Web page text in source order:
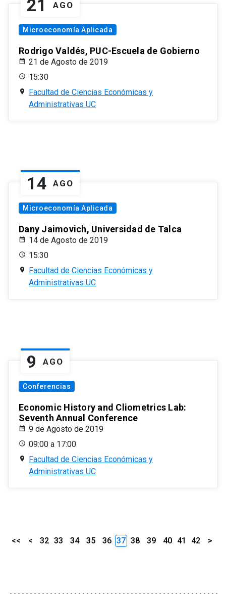
21 AGO
Microeconomía Aplicada
Rodrigo Valdés, PUC-Escuela de Gobierno
21 de Agosto de 2019
15:30
Facultad de Ciencias Económicas y
Administrativas UC
14 AGO
Microeconomía Aplicada
Dany Jaimovich, Universidad de Talca
14 de Agosto de 2019
15:30
Facultad de Ciencias Económicas y
Administrativas UC
9 AGO
Conferencias
Economic History and Cliometrics Lab:
Seventh Annual Conference
9 de Agosto de 2019
09:00 a 17:00
Facultad de Ciencias Económicas y
Administrativas UC
<< < 32 33 34 35 36 37 38 39 40 41 42 >